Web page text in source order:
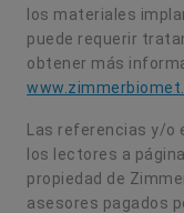
los materiales
puede requerir
obtener más
Las referencias y/o
los lectores a
propiedad de
asesores pagados